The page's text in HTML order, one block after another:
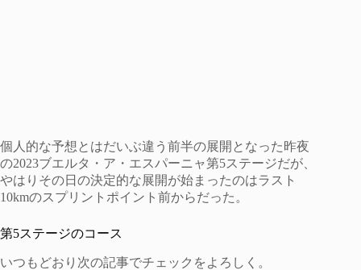
個人的な予想とはだいぶ違う前半の展開となった昨夜
の2023ブエルタ・ア・エスパーニャ第5ステージだが、
やはりその日の決定的な展開が始まったのはラスト
10kmのスプリントポイント前からだった。
第5ステージのコース
いつもどおり次の記事でチェックをよろしく。